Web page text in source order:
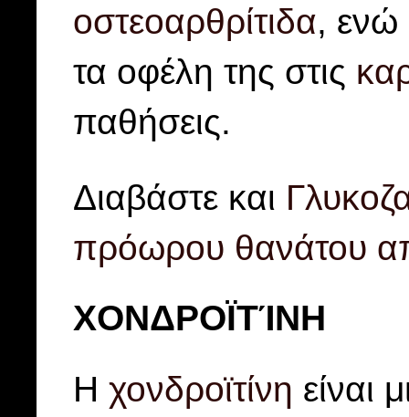
οστεοαρθρίτιδα, ενώ
τα οφέλη της στις
παθήσεις.
Διαβάστε και
πρόωρου θανάτου
ΧΟΝΔΡΟΪΤΊΝΗ
Η χονδροϊτίνη είναι